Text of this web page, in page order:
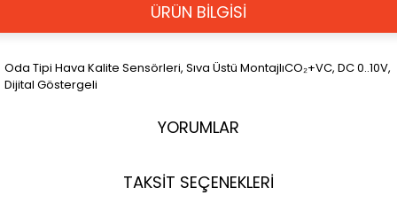
ÜRÜN BİLGİSİ
Oda Tipi Hava Kalite Sensörleri, Sıva Üstü MontajlıCO₂+VC, DC 0..10V,
Dijital Göstergeli
YORUMLAR
TAKSİT SEÇENEKLERİ